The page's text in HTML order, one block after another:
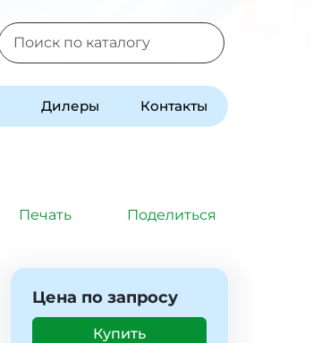
Дилеры Контакты
Печать
Поделиться
Цена по запросу
Купить